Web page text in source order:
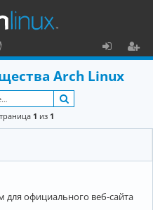
р
и
Arch Linux
1 из 1
для официального веб-сайта